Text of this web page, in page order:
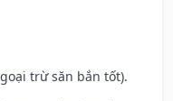
trừ săn bắn tốt).